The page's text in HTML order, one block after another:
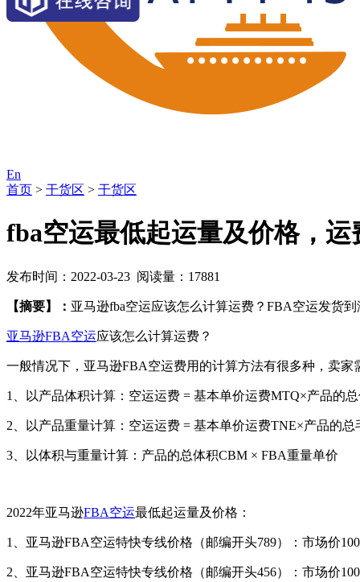
En
首页 > 干货区 > 干货区
fba空运最低起运量及价格，
发布时间：2022-03-23 阅读量：17881
【摘要】： 亚马逊fba空运应该怎么计算运费？FBA空运发货
亚马逊FBA空运应该怎么计算运费？
一般情况下，亚马逊FBA空运费用的计算方法有很多种，卖
1、以产品体积计算：空运运费 = 基本单价运费MTQ×产品的
2、以产品重量计算：空运运费 = 基本单价运费TNE×产品的总
3、以体积与重量计算：产品的总体积CBM × FBA重量单价
2022年亚马逊FBA空运最低起运量及价格：
1、亚马逊FBA空运特快专线价格（邮编开头789）：市场价
2、亚马逊FBA空运特快专线价格（邮编开头456）：市场价